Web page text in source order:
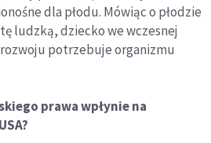
dla płodu. Mówiąc o płodzie
ludzką, dziecko we wczesnej
potrzebuje organizmu
prawa wpłynie na